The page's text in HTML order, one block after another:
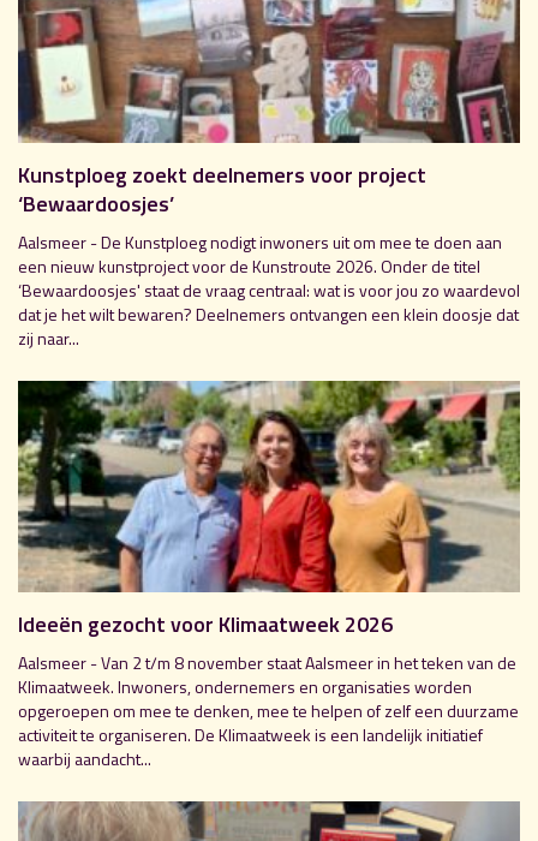
Kunstploeg zoekt deelnemers voor project
‘Bewaardoosjes’
Aalsmeer - De Kunstploeg nodigt inwoners uit om mee te doen aan
een nieuw kunstproject voor de Kunstroute 2026. Onder de titel
‘Bewaardoosjes' staat de vraag centraal: wat is voor jou zo waardevol
dat je het wilt bewaren? Deelnemers ontvangen een klein doosje dat
zij naar...
Ideeën gezocht voor Klimaatweek 2026
Aalsmeer - Van 2 t/m 8 november staat Aalsmeer in het teken van de
Klimaatweek. Inwoners, ondernemers en organisaties worden
opgeroepen om mee te denken, mee te helpen of zelf een duurzame
activiteit te organiseren. De Klimaatweek is een landelijk initiatief
waarbij aandacht...